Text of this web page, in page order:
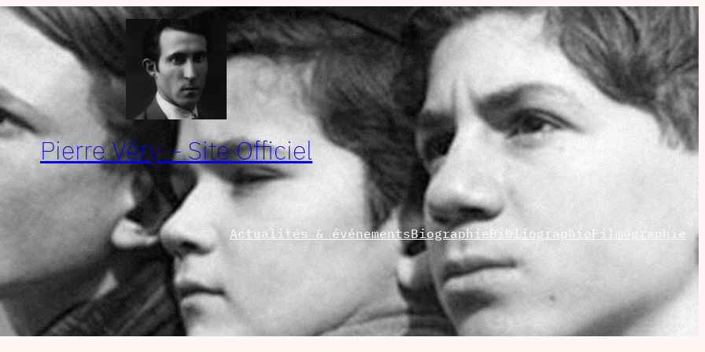
Pierre Véry – Site Officiel
Actualités & événementsBiographieBibliographieFilmographie